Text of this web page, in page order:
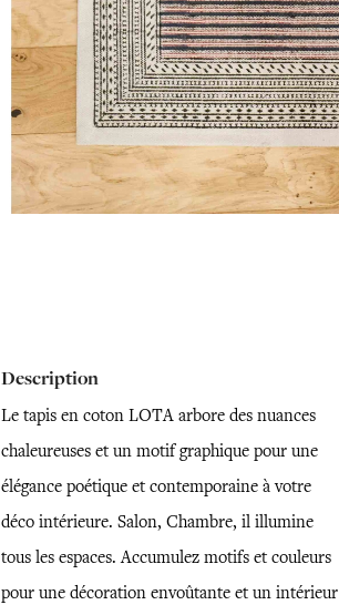
Description
Le tapis en coton LOTA arbore des nuances
chaleureuses et un motif graphique pour une
élégance poétique et contemporaine à votre
déco intérieure. Salon, Chambre, il illumine
tous les espaces. Accumulez motifs et couleurs
pour une décoration envoûtante et un intérieur